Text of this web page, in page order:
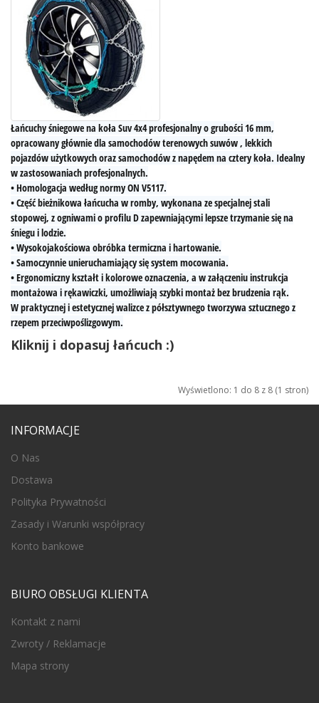
Łańcuchy śniegowe na koła Suv 4x4 profesjonalnyo grubości 16 mm,
opracowany głównie dla samochodów terenowych suwów , lekkich
pojazdów użytkowych oraz samochodów z napędem na cztery koła. Idealny
w zastosowaniach profesjonalnych.
• Homologacja według normy ON V5117.
• Część bieżnikowa łańcucha w romby, wykonana ze specjalnej stali
stopowej, z ogniwami o profilu D zapewniającymi lepsze trzymanie się na
śniegu i lodzie.
• Wysokojakościowa obróbka termiczna i hartowanie.
• Samoczynnie unieruchamiający się system mocowania.
• Ergonomiczny kształt i kolorowe oznaczenia, a w załączeniu instrukcja
montażowa i rękawiczki, umożliwiają szybki montaż bez brudzenia rąk.
W praktycznej i estetycznej walizce z półsztywnego tworzywa sztucznego z
rzepem przeciwpoślizgowym.
Kliknij i dopasuj łańcuch :)
Wyświetlono: 1 do 8 z 8 (1 stron)
INFORMACJE
O Nas
Dostawa
Polityka Prywatności
Zasady i Warunki współpracy
Konto bankowe
BIURO OBSŁUGI KLIENTA
Kontakt z nami
Zwroty / Reklamacje
Mapa strony